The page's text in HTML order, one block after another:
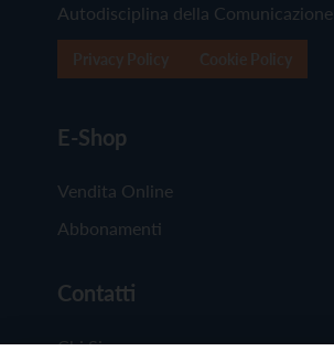
Autodisciplina della
E-Shop
Vendita Online
Abbonamenti
Contatti
Chi Siamo